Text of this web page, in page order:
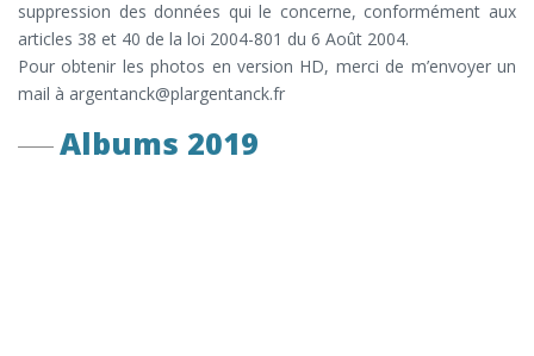
suppression des données qui le concerne, conformément aux
articles 38 et 40 de la loi 2004-801 du 6 Août 2004.
Pour obtenir les photos en version HD, merci de m’envoyer un
mail à argentanck@plargentanck.fr
Albums 2019